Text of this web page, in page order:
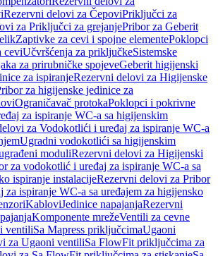
Rezervni delovi za ČepoviPriključci za
za Priključci za grejanjePribor za Geberit
Zaptivke za cevi i spojne elementePoklopci
ceviUčvršćenja za priključkeSistemske
za prirubničke spojeveGeberit higijenski
za ispiranjeRezervni delovi za Higijenske
za higijenske jedinice za
Ograničavač protokaPoklopci i pokrivne
za ispiranje WC-a sa higijenskim
za Vodokotlići i uređaj za ispiranje WC-a
Ugradni vodokotlići sa higijenskim
moduliRezervni delovi za Higijenski
za vodokotlić i uređaj za ispiranje WC-a sa
ispiranje instalacijeRezervni delovi za Pribor
za ispiranje WC-a sa uređajem za higijensko
KabloviJedinice napajanjaRezervni
Komponente mrežeVentili za cevne
ventiliSa Mapress priključcimaUgaoni
za Ugaoni ventiliSa FlowFit priključcima za